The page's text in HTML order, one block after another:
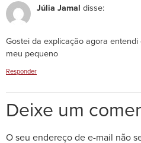
Júlia Jamal disse:
Gostei da explicação agora
meu pequeno
Responder
Deixe um
O seu endereço de e-mail não